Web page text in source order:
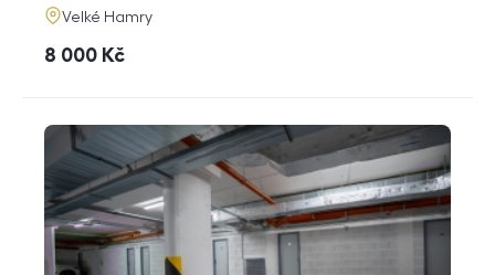
adresa
Velké Hamry
cena
8 000 Kč